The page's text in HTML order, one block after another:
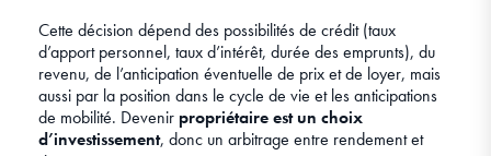
Cette décision dépend des possibilités de crédit (taux
d’apport personnel, taux d’intérêt, durée des emprunts), du
revenu, de l’anticipation éventuelle de prix et de loyer, mais
aussi par la position dans le cycle de vie et les anticipations
de mobilité. Devenir propriétaire est un choix
d’investissement, donc un arbitrage entre rendement et